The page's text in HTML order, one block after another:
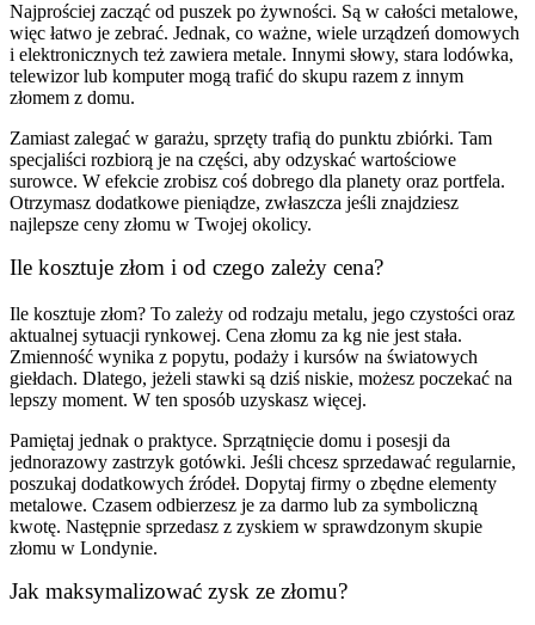
Najprościej zacząć od puszek po żywności. Są w całości metalowe,
więc łatwo je zebrać. Jednak, co ważne, wiele urządzeń domowych
i elektronicznych też zawiera metale. Innymi słowy, stara lodówka,
telewizor lub komputer mogą trafić do skupu razem z innym
złomem z domu.
Zamiast zalegać w garażu, sprzęty trafią do punktu zbiórki. Tam
specjaliści rozbiorą je na części, aby odzyskać wartościowe
surowce. W efekcie zrobisz coś dobrego dla planety oraz portfela.
Otrzymasz dodatkowe pieniądze, zwłaszcza jeśli znajdziesz
najlepsze ceny złomu w Twojej okolicy.
Ile kosztuje złom i od czego zależy cena?
Ile kosztuje złom? To zależy od rodzaju metalu, jego czystości oraz
aktualnej sytuacji rynkowej. Cena złomu za kg nie jest stała.
Zmienność wynika z popytu, podaży i kursów na światowych
giełdach. Dlatego, jeżeli stawki są dziś niskie, możesz poczekać na
lepszy moment. W ten sposób uzyskasz więcej.
Pamiętaj jednak o praktyce. Sprzątnięcie domu i posesji da
jednorazowy zastrzyk gotówki. Jeśli chcesz sprzedawać regularnie,
poszukaj dodatkowych źródeł. Dopytaj firmy o zbędne elementy
metalowe. Czasem odbierzesz je za darmo lub za symboliczną
kwotę. Następnie sprzedasz z zyskiem w sprawdzonym skupie
złomu w Londynie.
Jak maksymalizować zysk ze złomu?